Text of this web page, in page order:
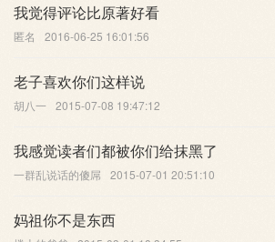
我觉得评论比原著好看
匿名 2016-06-25 16:01:56
老子喜欢你们这样说
胡八一 2015-07-08 19:47:12
我感觉读者们都被你们给抹黑了
一群乱说话的傻屌 2015-07-01 20:51:10
妈祖你不是东西